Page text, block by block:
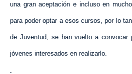
una gran aceptación e incluso en
para poder optar a esos cursos, por lo
de Juventud, se han vuelto a convocar
jóvenes interesados en realizarlo.